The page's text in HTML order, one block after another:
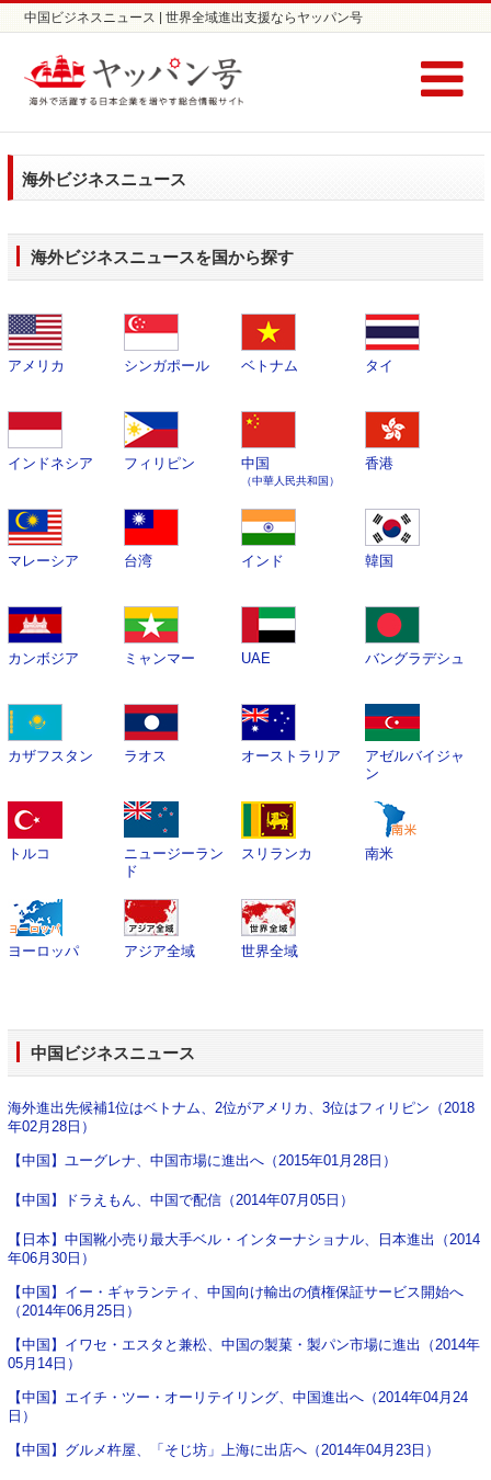
中国ビジネスニュース | 世界全域進出支援ならヤッパン号
海外ビジネスニュース
海外ビジネスニュースを国から探す
アメリカ シンガポール ベトナム タイ
インドネシア フィリピン 中国
（中華人民共和国）
香港
マレーシア 台湾 インド 韓国
カンボジア ミャンマー UAE バングラデシュ
カザフスタン ラオス オーストラリア
アゼルバイジャ
ン
トルコ
ニュージーラン
ド
スリランカ 南米
ヨーロッパ アジア全域 世界全域
中国ビジネスニュース
海外進出先候補1位はベトナム、2位がアメリカ、3位はフィリピン（2018
年02月28日）
【中国】ユーグレナ、中国市場に進出へ（2015年01月28日）
【中国】ドラえもん、中国で配信（2014年07月05日）
【日本】中国靴小売り最大手ベル・インターナショナル、日本進出（2014
年06月30日）
【中国】イー・ギャランティ、中国向け輸出の債権保証サービス開始へ
（2014年06月25日）
【中国】イワセ・エスタと兼松、中国の製菓・製パン市場に進出（2014年
05月14日）
【中国】エイチ・ツー・オーリテイリング、中国進出へ（2014年04月24
日）
【中国】グルメ杵屋、「そじ坊」上海に出店へ（2014年04月23日）